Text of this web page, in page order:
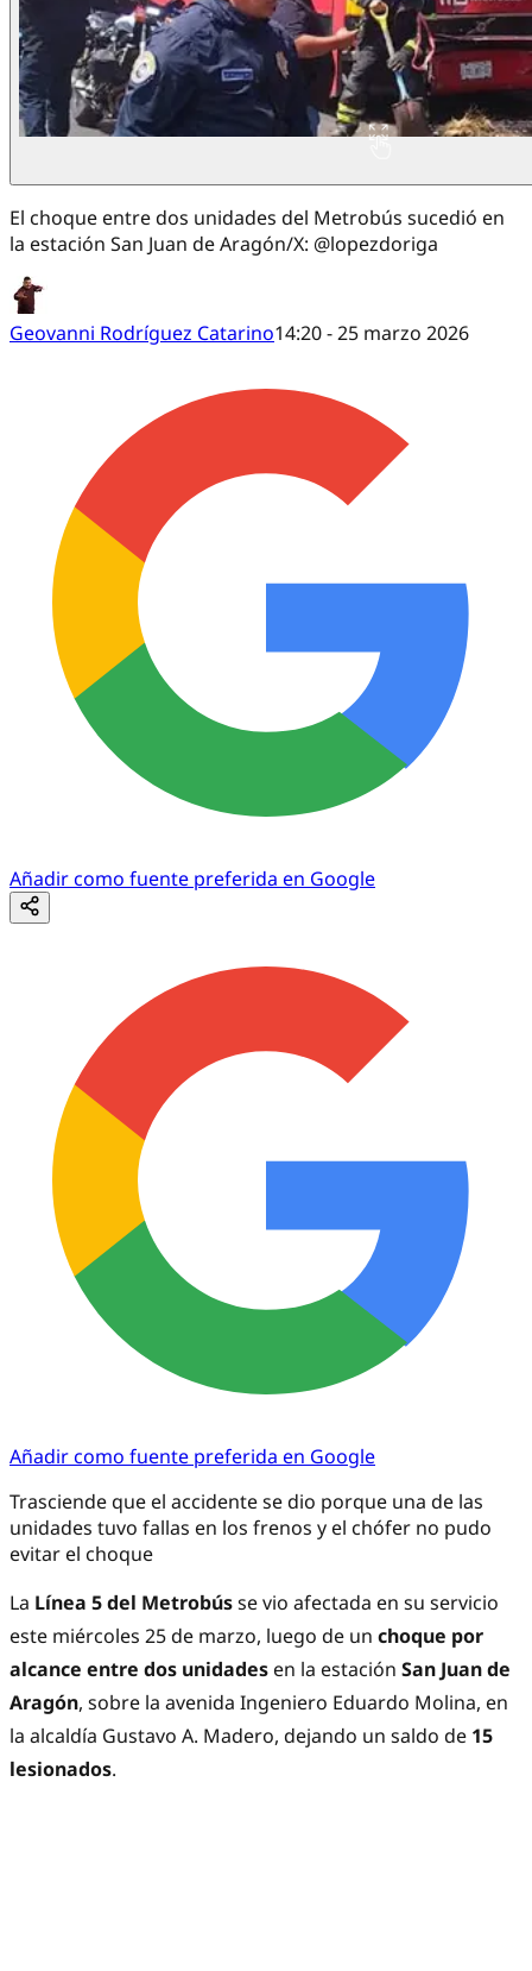
El choque entre dos unidades del Metrobús sucedió en
la estación San Juan de Aragón/X: @lopezdoriga
Geovanni Rodríguez Catarino14:20 - 25 marzo 2026
Añadir como fuente preferida en Google
Añadir como fuente preferida en Google
Trasciende que el accidente se dio porque una de las
unidades tuvo fallas en los frenos y el chófer no pudo
evitar el choque
La Línea 5 del Metrobússe vio afectada en su servicio
este miércoles 25 de marzo, luego de un choque por
alcance entre dos unidades en la estación San Juan de
Aragón, sobre la avenida Ingeniero Eduardo Molina, en
la alcaldía Gustavo A. Madero, dejando un saldo de 15
lesionados.